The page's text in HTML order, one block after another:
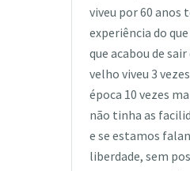
viveu por 60 anos
experiência do
que acabou de
velho viveu 3
época 10 vezes
não tinha as
e se estamos
liberdade, sem